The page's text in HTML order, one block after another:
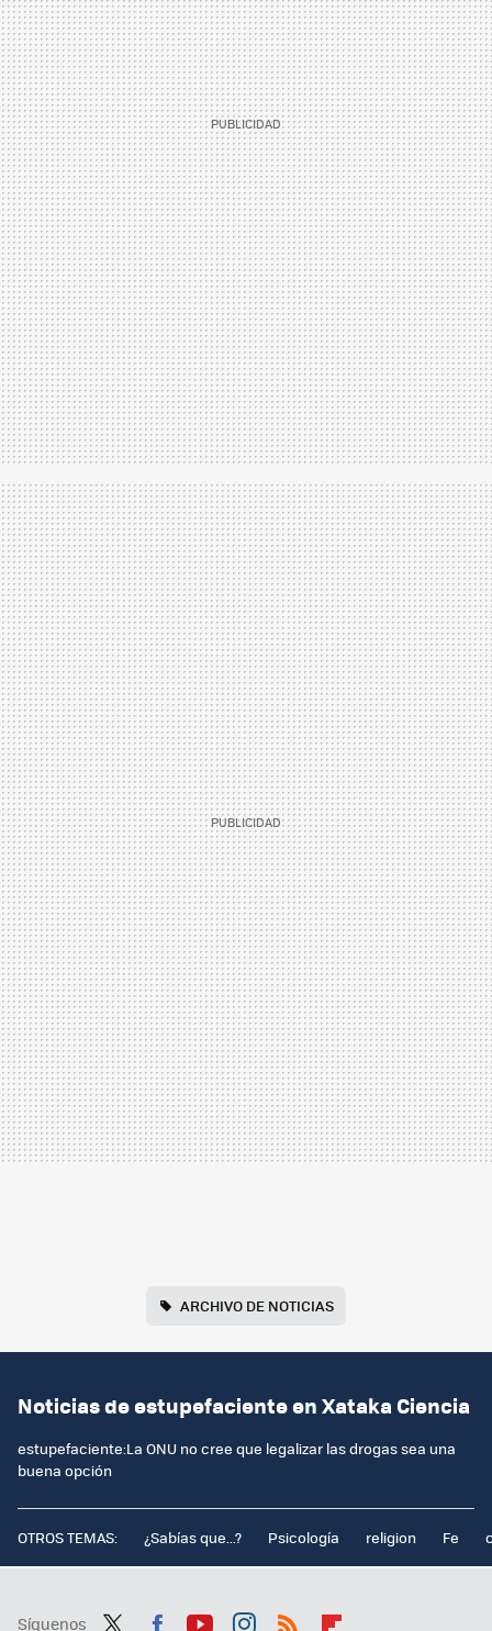
ARCHIVO DE NOTICIAS
Noticias de estupefaciente en Xataka Ciencia
estupefaciente:La ONU no cree que legalizar las drogas sea una
buena opción
OTROS TEMAS: ¿Sabías que...? Psicología religion Fe
Síguenos